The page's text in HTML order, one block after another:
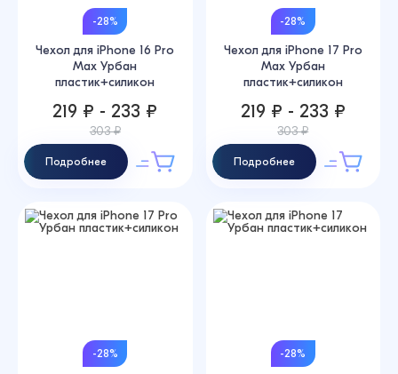
-28%
Чехол для iPhone 16 Pro
Max Урбан
пластик+силикон
219 ₽ - 233 ₽
303 ₽
Подробнее
-28%
Чехол для iPhone 17 Pro
Max Урбан
пластик+силикон
219 ₽ - 233 ₽
303 ₽
Подробнее
-28% -28%